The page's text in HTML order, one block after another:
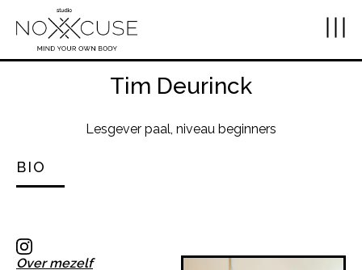
Tim Deurinck
Lesgever paal, niveau beginners
BIO
Over mezelf